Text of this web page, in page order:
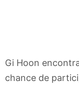
Gi Hoon
chance de